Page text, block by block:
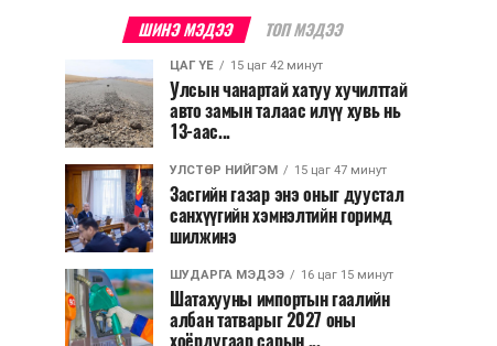
ШИНЭ МЭДЭЭ ТОП МЭДЭЭ
ЦАГ ҮЕ 15 цаг 42 минут
Улсын чанартай хатуу хучилттай
авто замын талаас илүү хувь нь
13-аас...
УЛСТӨР НИЙГЭМ 15 цаг 47 минут
Засгийн газар энэ оныг дуустал
санхүүгийн хэмнэлтийн горимд
шилжинэ
ШУДАРГА МЭДЭЭ 16 цаг 15 минут
Шатахууны импортын гаалийн
албан татварыг 2027 оны
хоёрдугаар сарын ...